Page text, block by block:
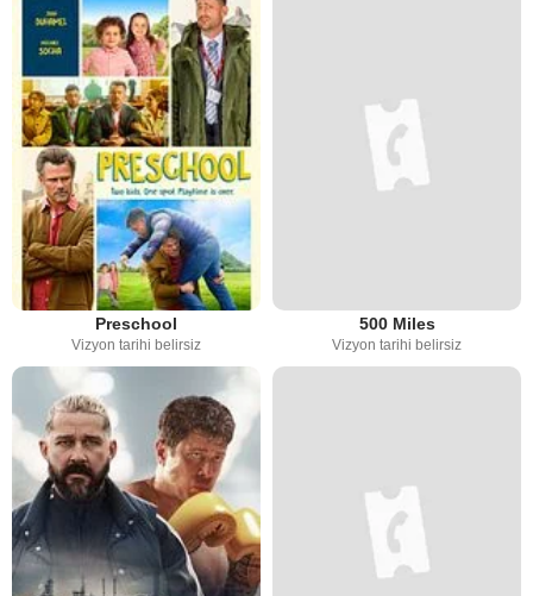
Preschool
Vizyon tarihi belirsiz
500 Miles
Vizyon tarihi belirsiz